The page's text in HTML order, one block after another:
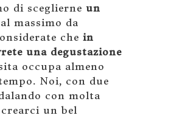
di sceglierne un
al massimo da
che in
una degustazione
occupa almeno
Noi, con due
con molta
un bel